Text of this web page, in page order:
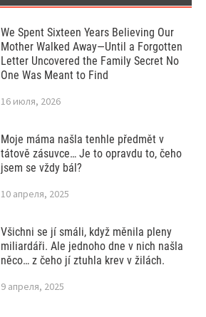
We Spent Sixteen Years Believing Our
Mother Walked Away—Until a Forgotten
Letter Uncovered the Family Secret No
One Was Meant to Find
16 июля, 2026
Moje máma našla tenhle předmět v
tátově zásuvce… Je to opravdu to, čeho
jsem se vždy bál?
10 апреля, 2025
Všichni se jí smáli, když měnila pleny
miliardáři. Ale jednoho dne v nich našla
něco… z čeho jí ztuhla krev v žilách.
9 апреля, 2025